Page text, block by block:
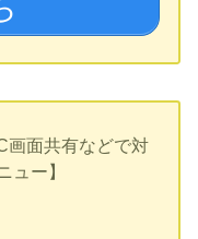
画面共有などで対
ュー】